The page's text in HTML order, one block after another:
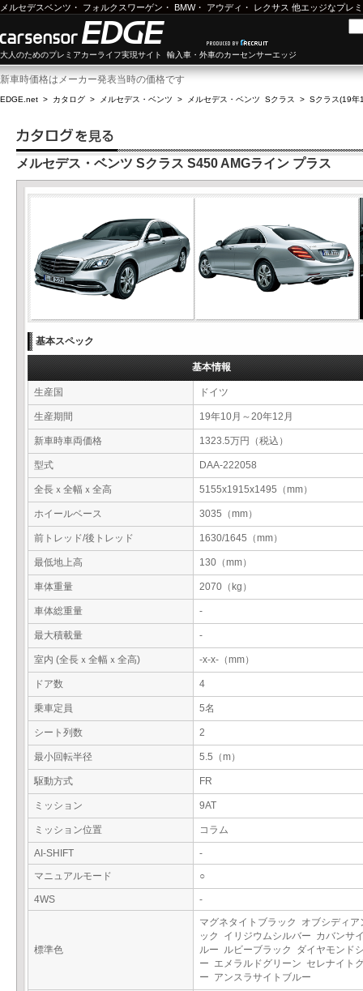
メルセデスベンツ ・ フォルクスワーゲン ・ BMW・ アウディ ・ レクサス 他エッジなプレ
大人のためのプレミアカーライフ実現サイト 輸入車・外車のカーセンサーエッジ
新車時価格はメーカー発表当時の価格です
EDGE.net > カタログ > メルセデス・ベンツ > メルセデス・ベンツ Sクラス > Sクラス(19年
メルセデス・ベンツ Sクラス S450 AMGライン プラス
基本スペック
基本情報
生産国 ドイツ
生産期間 19年10月～20年12月
新車時車両価格 1323.5万円（税込）
型式 DAA-222058
全長ｘ全幅ｘ全高 5155x1915x1495（mm）
ホイールベース 3035（mm）
前トレッド/後トレッド 1630/1645（mm）
最低地上高 130（mm）
車体重量 2070（kg）
車体総重量 -
最大積載量 -
室内 (全長ｘ全幅ｘ全高) -x-x-（mm）
ドア数 4
乗車定員 5名
シート列数 2
最小回転半径 5.5（m）
駆動方式 FR
ミッション 9AT
ミッション位置 コラム
AI-SHIFT
-
マニュアルモード
○
4WS -
標準色
マグネタイトブラック オブシディア
ック イリジウムシルバー カバンサ
ルー ルビーブラック ダイヤモンド
ー エメラルドグリーン セレナイト
ー アンスラサイトブルー